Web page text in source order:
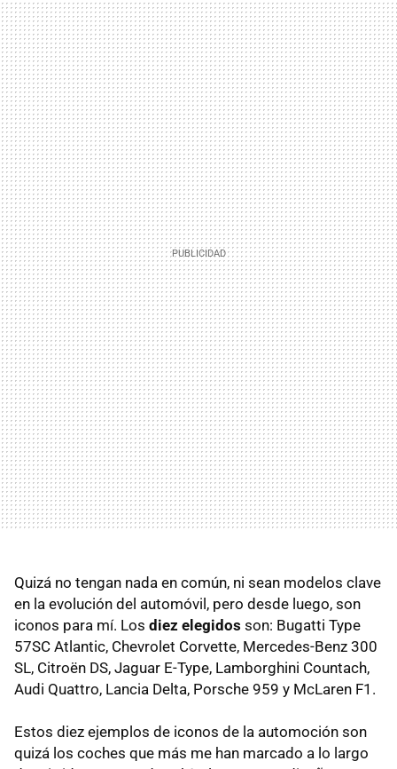
Quizá no tengan nada en común, ni sean modelos clave
en la evolución del automóvil, pero desde luego, son
iconos para mí. Los diez elegidos son: Bugatti Type
57SC Atlantic, Chevrolet Corvette, Mercedes-Benz 300
SL, Citroën DS, Jaguar E-Type, Lamborghini Countach,
Audi Quattro, Lancia Delta, Porsche 959 y McLaren F1.
Estos diez ejemplos de iconos de la automoción son
quizá los coches que más me han marcado a lo largo